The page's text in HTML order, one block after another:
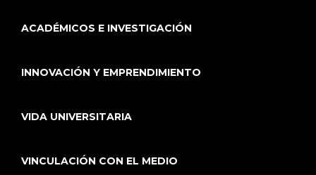
ACADÉMICOS E INVESTIGACIÓN
INNOVACIÓN Y EMPRENDIMIENTO
VIDA UNIVERSITARIA
VINCULACIÓN CON EL MEDIO